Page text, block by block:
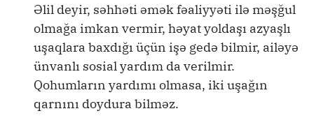
Əlil deyir, səhhəti əmək fəaliyyəti ilə məşğul
olmağa imkan vermir, həyat yoldaşı azyaşlı
uşaqlara baxdığı üçün işə gedə bilmir, ailəyə
ünvanlı sosial yardım da verilmir.
Qohumların yardımı olmasa, iki uşağın
qarnını doydura bilməz.